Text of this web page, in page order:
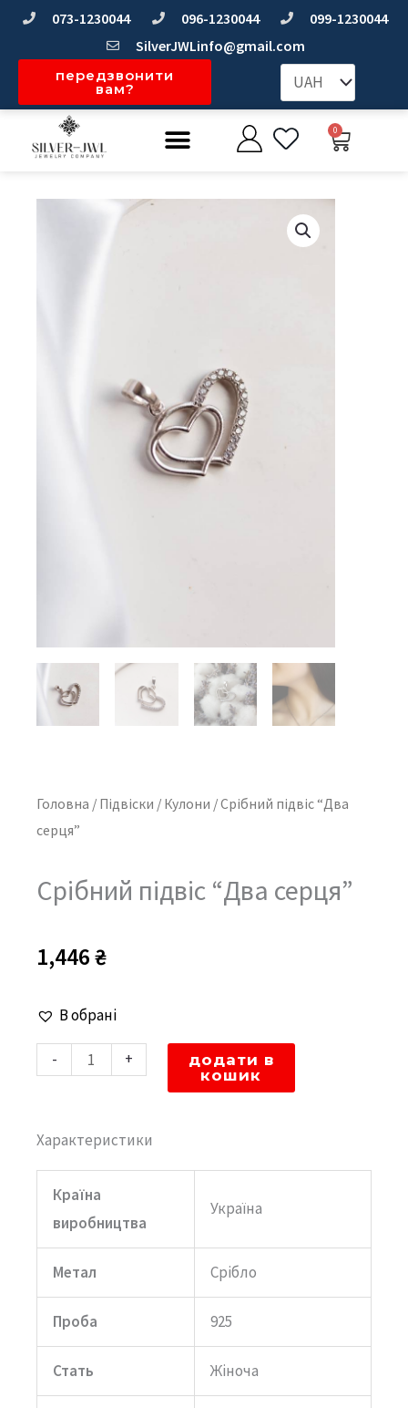
Перейти073-1230044 096-1230044
099-1230044
SilverJWLinfo@gmail.com
передзвонити
вам?
Меню 0
Головна / Підвіски / Кулони / Срібний підвіс “Два
серця”
Срібний підвіс “Два серця”
1,446₴
В обрані
-
Срібний
підвіс
"Два
+
додати в
кошик
Характеристики
Країна
виробництва
Україна
Метал Срібло
Проба 925
Стать Жіноча